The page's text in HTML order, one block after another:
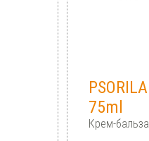
75ml
Крем-